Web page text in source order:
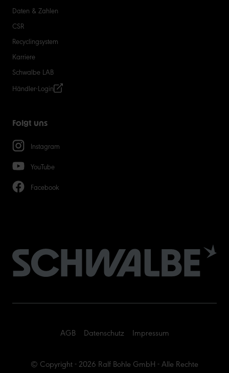
Daten & Zahlen
CSR
Recyclingsystem
Karriere
Schwalbe LAB
Händler-Login
Folgt uns
Instagram
YouTube
Facebook
© Copyright - 2026 Ralf Bohle GmbH - Alle Rechte
AGB Datenschutz Impressum